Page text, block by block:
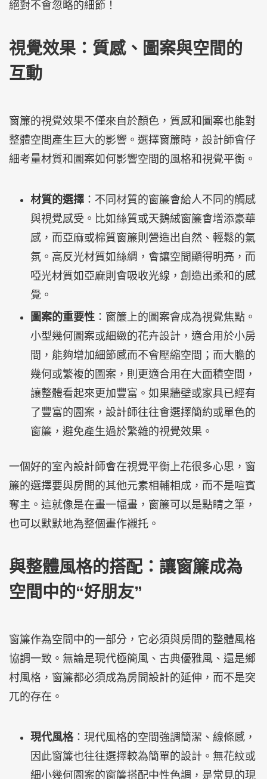
絕對不會忽略的細節！
視覺效果：質感、圖案與空間的
互動
窗簾的視覺效果不僅來自於顏色，質感和圖案也能對
整體空間產生巨大的影響。選擇窗簾時，設計師會仔
細考量材質和圖案如何影響空間的風格和視覺平衡。
材質的選擇 ：不同材質的窗簾會給人不同的觸感
與視覺感受。比如絲質或天鵝絨窗簾會增添豪華
感，而亞麻或棉質窗簾則營造出自然、輕鬆的氣
氛。高反光材質如絲綢，會讓空間顯得明亮，而
啞光材質如亞麻則會吸收光線，創造出柔和的感
覺。
圖案的重要性 ：窗簾上的圖案會成為視覺焦點。
小型幾何圖案或細緻的花卉設計，適合用於小房
間，能夠增加細節感而不會壓縮空間；而大膽的
幾何或繁複的圖案，則更適合用在大面積空間，
讓整體看起來更加豐富。如果牆壁或家具已經有
了豐富的圖案，設計師往往會選擇簡約或單色的
窗簾，避免產生過於繁雜的視覺效果。
一個好的室內設計師會在視覺平衡上花很多心思，窗
簾的選擇要與房間的其他元素相輔相成，而不是喧賓
奪主。這就像是在畫一幅畫，窗簾可以是點睛之筆，
也可以默默地為整個畫作襯托。
與整體風格的搭配：讓窗簾成為
空間中的“好朋友”
窗簾作為空間中的一部分，它必須與房間的整體風格
協調一致。無論是現代極簡風、古典優雅風、還是鄉
村風格，窗簾都必須成為房間設計的延伸，而不是突
兀的存在。
現代風格：現代風格的空間強調簡潔、線條感，
因此窗簾也往往選擇較為簡單的設計。無花紋或
細小幾何圖案的窗簾搭配中性色調，是常見的現